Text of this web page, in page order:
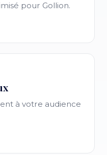
pour Gollion.
à votre audience